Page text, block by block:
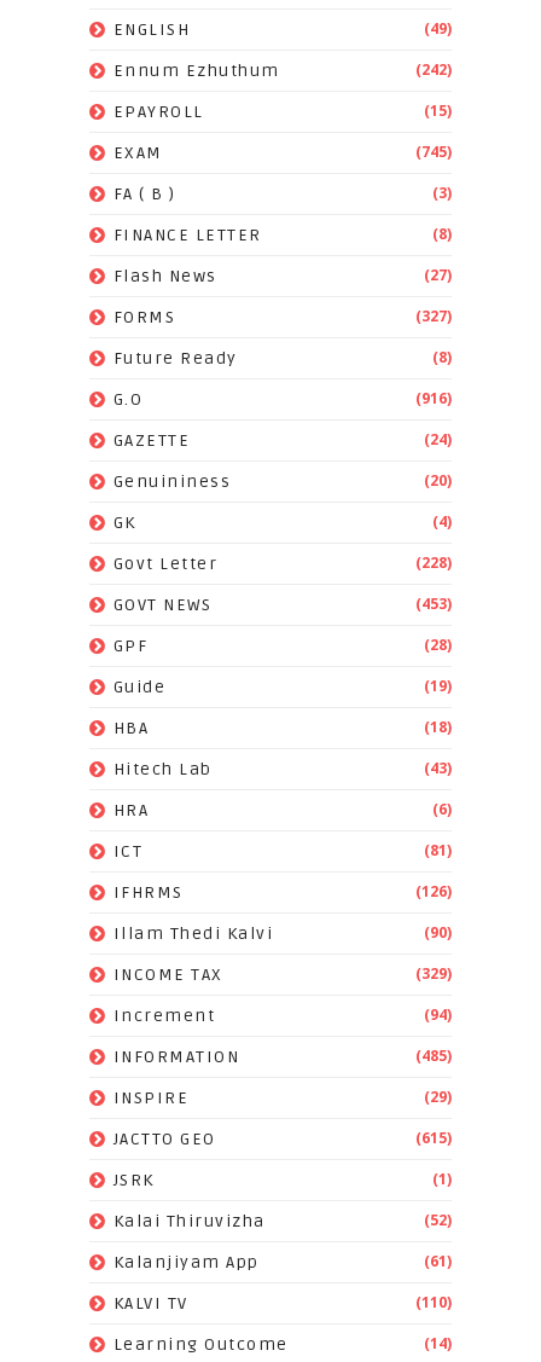
ENGLISH (49)
Ennum Ezhuthum (242)
EPAYROLL (15)
EXAM (745)
FA ( B ) (3)
FINANCE LETTER (8)
Flash News (27)
FORMS (327)
Future Ready (8)
G.O (916)
GAZETTE (24)
Genuininess (20)
GK (4)
Govt Letter (228)
GOVT NEWS (453)
GPF (28)
Guide (19)
HBA (18)
Hitech Lab (43)
HRA (6)
ICT (81)
IFHRMS (126)
Illam Thedi Kalvi (90)
INCOME TAX (329)
Increment (94)
INFORMATION (485)
INSPIRE (29)
JACTTO GEO (615)
JSRK (1)
Kalai Thiruvizha (52)
Kalanjiyam App (61)
KALVI TV (110)
Learning Outcome (14)